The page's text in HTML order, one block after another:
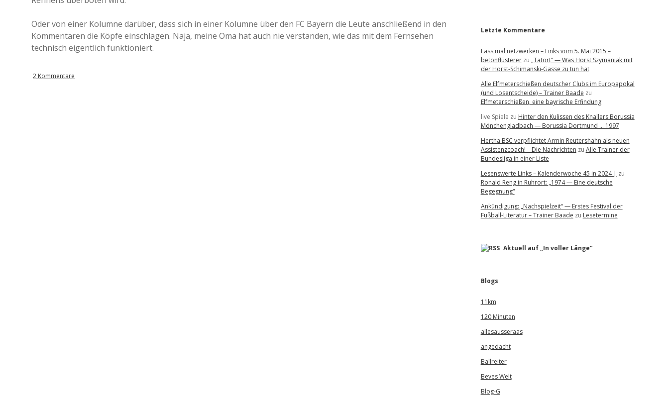
a
Oder von einer Kolumne darüber, dass sich in einer Kolumne über den FC Bayern die Leute anschließend in den
Kommentaren die Köpfe einschlagen. Naja, meine Oma hat auch nie verstanden, wie das mit dem Fernsehen
technisch eigentlich funktioniert.
2 Kommentare
Letzte Kommentare
Lass mal netzwerken – Links vom 5. Mai 2015 –
betonflüstererzu „Tatort“ — Was Horst Szymaniak mit
der Horst-Schimanski-Gasse zu tun hat
Alle Elfmeterschießen deutscher Clubs im Europapokal
(und Losentscheide) – Trainer Baade zu
Elfmeterschießen, eine bayrische Erfindung
live Spiele zu Hinter den Kulissen des Knallers Borussia
Mönchengladbach — Borussia Dortmund … 1997
Hertha BSC verpflichtet Armin Reutershahn als neuen
Assistenzcoach! – Die Nachrichten zu Alle Trainer der
Bundesliga in einer Liste
Lesenswerte Links – Kalenderwoche 45 in 2024 | zu
Ronald Reng in Ruhrort: „1974 — Eine deutsche
Begegnung“
Ankündigung: „Nachspielzeit“ — Erstes Festival der
Fußball-Literatur – Trainer Baade zu Lesetermine
Aktuell auf „In voller Länge“
Blogs
11km
120 Minuten
allesausseraas
angedacht
Ballreiter
Beves Welt
Blog-G